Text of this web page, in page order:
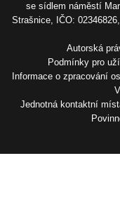
se sídlem náměstí
Strašnice, IČO:
Autorská
Podmínky pro
Informace o zpracování
Jednotná kontaktní